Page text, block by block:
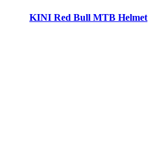
KINI Red Bull MTB Helmet